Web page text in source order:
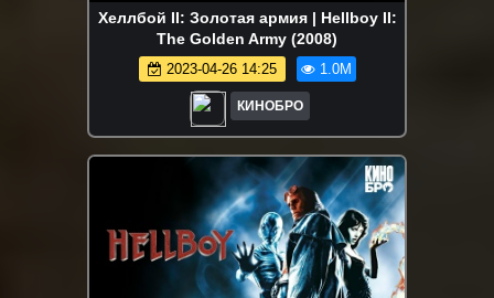
Хеллбой II: Золотая армия | Hellboy II:
The Golden Army (2008)
2023-04-26 14:25 1.0M
КИНОБРО